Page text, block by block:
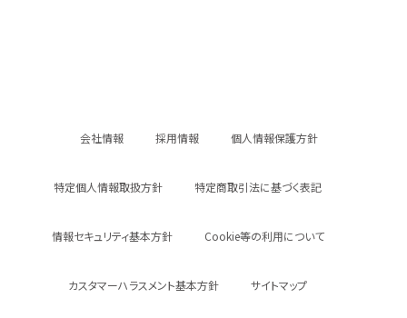
会社情報 採用情報 個人情報保護方針
特定個人情報取扱方針 特定商取引法に基づく表記
情報セキュリティ基本方針 Cookie等の利用について
カスタマーハラスメント基本方針 サイトマップ